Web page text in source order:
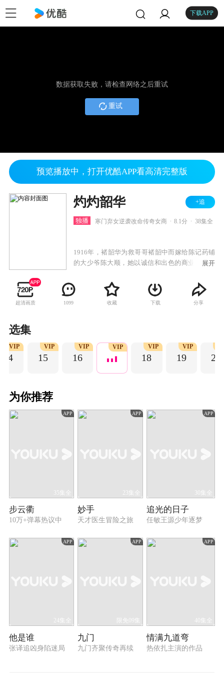
下载APP
数据获取失败，请检查网络之后重试
重试
预览播放中，打开优酷APP看高清完整版
灼灼韶华 +追
独播 寒门弃女逆袭改命传奇女商 8.1分 38集全
1916年，褚韶华为救哥哥褚韶中而嫁给陈记药铺
的大少爷陈大顺，她以诚信和出色的商业才能得
意外去世后，陈二顺继承药铺并败光家财，药铺
陷入绝境。褚韶华在艰辛努力下，开了华顺药铺
养活一家老小。褚韶华决意携手初恋情人夏初开
永新百货业绩突出，受经营奇才闻知秋之邀共同
创业，逐步成长为胆略过人、重诺守信的女商
展开
超清画质 1099 收藏 下载 分享
选集
14
VIP
15
VIP
16
VIP VIP
18
VIP
19
VIP
20
为你推荐
APP
35集全
步云衢
10万+弹幕热议中
APP
23集全
妙手
天才医生冒险之旅
APP
30集全
追光的日子
任敏王源少年逐梦
APP
24集全
他是谁
张译追凶身陷迷局
APP
限免09集
九门
九门齐聚传奇再续
APP
40集全
情满九道弯
热依扎主演的作品